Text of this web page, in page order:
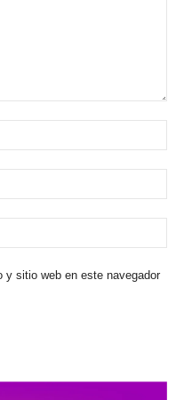
y sitio web en este navegador